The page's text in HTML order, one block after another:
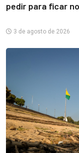
pedir para ficar
3 de agosto de 2026